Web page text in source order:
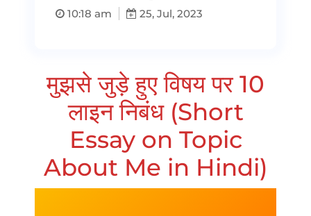
10:18 am 25, Jul, 2023
मुझसे जुड़े हुए विषय पर 10
लाइन निबंध (Short
Essay on Topic
About Me in Hindi)